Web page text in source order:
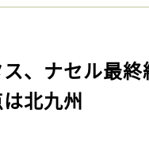
ス、ナセル最
北九州